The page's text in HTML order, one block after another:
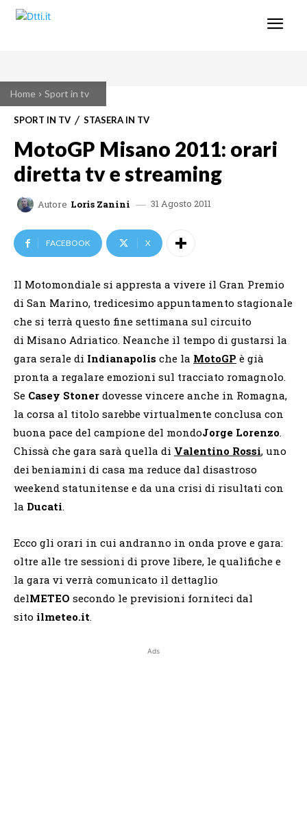
Home Sport in tv
SPORT IN TV STASERA IN TV
MotoGP Misano 2011: orari
diretta tv e streaming
Autore Loris Zanini 31 Agosto 2011
FACEBOOK X
Il Motomondiale si appresta a vivere il Gran Premio
di San Marino, tredicesimo appuntamento stagionale
che si terrà questo fine settimana sul circuito
di Misano Adriatico. Neanche il tempo di gustarsi la
gara serale di Indianapolis che la MotoGP è già
pronta a regalare emozioni sul tracciato romagnolo.
Se Casey Stoner dovesse vincere anche in Romagna,
la corsa al titolo sarebbe virtualmente conclusa con
buona pace del campione del mondoJorge Lorenzo.
Chissà che gara sarà quella di Valentino Rossi, uno
dei beniamini di casa ma reduce dal disastroso
weekend statunitense e da una crisi di risultati con
la Ducati.
Ecco gli orari in cui andranno in onda prove e gara:
oltre alle tre sessioni di prove libere, le qualifiche e
la gara vi verrà comunicato il dettaglio
delMETEO secondo le previsioni forniteci dal
sito ilmeteo.it.
Ads